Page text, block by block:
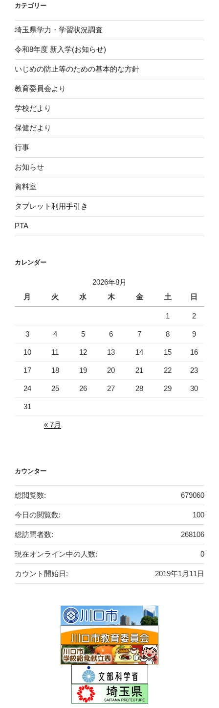
ー
シ
ョ
ン
カテゴリー
埼玉県学力・学習状況調査
令和8年度 新入学(お知らせ)
いじめの防止等のための基本的な方針
教育委員会より
学校だより
保健だより
行事
お知らせ
資料室
タブレット利用手引き
PTA
カレンダー
2026年8月
月
火 水 木 金 土 日
1 2
3 4 5 6 7 8 9
10 11 12 13 14 15 16
17 18 19 20 21 22 23
24 25 26 27 28 29 30
31
« 7月
カウンター
679060
総閲覧数:
100
今日の閲覧数:
268106
総訪問者数:
0
現在オンライン中の人数:
2019年1月11日
カウント開始日: